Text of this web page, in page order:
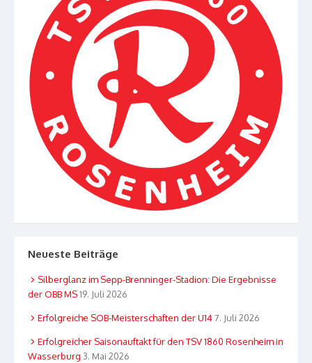
Neueste Beiträge
Silberglanz im Sepp-Brenninger-Stadion: Die Ergebnisse
der OBB MS19. Juli 2026
Erfolgreiche SOB-Meisterschaften der U14 7. Juli 2026
Erfolgreicher Saisonauftakt für den TSV 1860 Rosenheim in
Wasserburg 3. Mai 2026